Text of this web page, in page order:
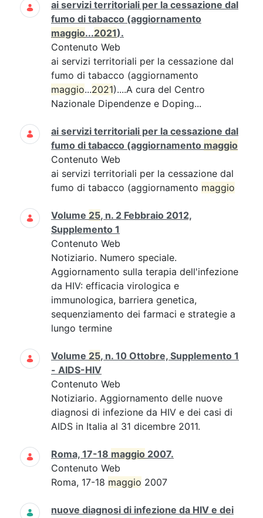
ai servizi territoriali per la cessazione dal
fumo di tabacco (aggiornamento
maggio...2021).
Contenuto Web
ai servizi territoriali per la cessazione dal
fumo di tabacco (aggiornamento
maggio...2021)....A cura del Centro
Nazionale Dipendenze e Doping...
ai servizi territoriali per la cessazione dal
fumo di tabacco (aggiornamento maggio
Contenuto Web
ai servizi territoriali per la cessazione dal
fumo di tabacco (aggiornamento maggio
Volume 25, n. 2 Febbraio 2012,
Supplemento 1
Contenuto Web
Notiziario. Numero speciale.
Aggiornamento sulla terapia dell'infezione
da HIV: efficacia virologica e
immunologica, barriera genetica,
sequenziamento dei farmaci e strategie a
lungo termine
Volume 25, n. 10 Ottobre, Supplemento 1
- AIDS-HIV
Contenuto Web
Notiziario. Aggiornamento delle nuove
diagnosi di infezione da HIV e dei casi di
AIDS in Italia al 31 dicembre 2011.
Roma, 17-18 maggio 2007.
Contenuto Web
Roma, 17-18 maggio 2007
nuove diagnosi di infezione da HIV e dei